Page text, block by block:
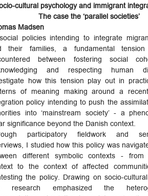
cultural psychology and immigrant
The case the ‘parallel societies’
Madsen
policies intending to integrate
their families, a fundamental
between fostering social
and respecting human
how this tension play out in
of meaning making around a
policy intending to push the
into ‘mainstream society’ - a
significance beyond the Danish context.
participatory fieldwork and
I studied how this policy was
different symbolic contexts -
to the context of affected
the policy. Drawing on socio-
research emphasized the